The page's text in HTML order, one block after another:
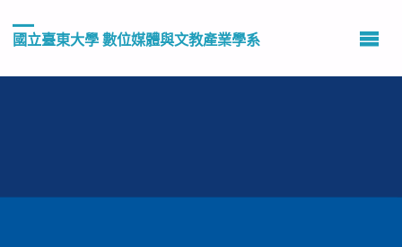
國立臺東大學 數位媒體與文教產業學系